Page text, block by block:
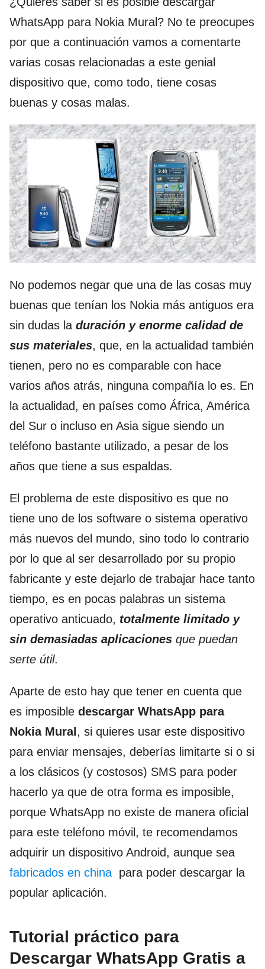
WhatsApp para Nokia Mural? No te preocupes
por que a continuación vamos a comentarte
varias cosas relacionadas a este genial
dispositivo que, como todo, tiene cosas
buenas y cosas malas.
No podemos negar que una de las cosas muy
buenas que tenían los Nokia más antiguos era
sin dudas la duración y enorme calidad de
sus materiales, que, en la actualidad también
tienen, pero no es comparable con hace
varios años atrás, ninguna compañía lo es. En
la actualidad, en países como África, América
del Sur o incluso en Asia sigue siendo un
teléfono bastante utilizado, a pesar de los
años que tiene a sus espaldas.
El problema de este dispositivo es que no
tiene uno de los software o sistema operativo
más nuevos del mundo, sino todo lo contrario
por lo que al ser desarrollado por su propio
fabricante y este dejarlo de trabajar hace tanto
tiempo, es en pocas palabras un sistema
operativo anticuado, totalmente limitado y
sin demasiadas aplicaciones que puedan
serte útil.
Aparte de esto hay que tener en cuenta que
es imposible descargar WhatsApp para
Nokia Mural, si quieres usar este dispositivo
para enviar mensajes, deberías limitarte si o si
a los clásicos (y costosos) SMS para poder
hacerlo ya que de otra forma es imposible,
porque WhatsApp no existe de manera oficial
para este teléfono móvil, te recomendamos
adquirir un dispositivo Android, aunque sea
fabricados en china para poder descargar la
popular aplicación.
Tutorial práctico para
Descargar WhatsApp Gratis a